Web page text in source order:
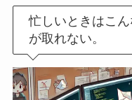
忙しいときはこ
が取れない。